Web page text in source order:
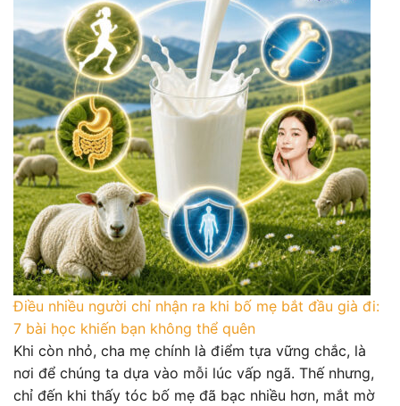
Điều nhiều người chỉ nhận ra khi bố mẹ bắt đầu già đi:
7 bài học khiến bạn không thể quên
Khi còn nhỏ, cha mẹ chính là điểm tựa vững chắc, là
nơi để chúng ta dựa vào mỗi lúc vấp ngã. Thế nhưng,
chỉ đến khi thấy tóc bố mẹ đã bạc nhiều hơn, mắt mờ